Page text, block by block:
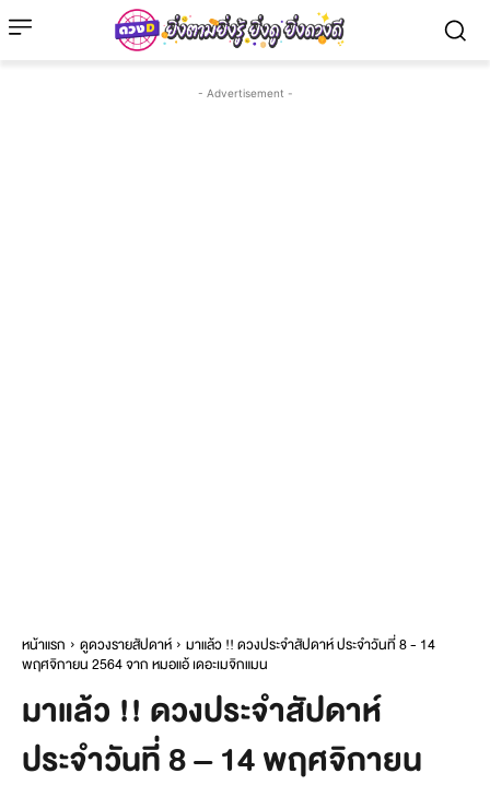
- Advertisement -
หน้าแรก ดูดวงรายสัปดาห์ มาแล้ว !! ดวงประจำสัปดาห์ ประจำวันที่ 8 - 14
พฤศจิกายน 2564 จาก หมอแอ้ เดอะเมจิกแมน
มาแล้ว !! ดวงประจำสัปดาห์
ประจำวันที่ 8 – 14 พฤศจิกายน